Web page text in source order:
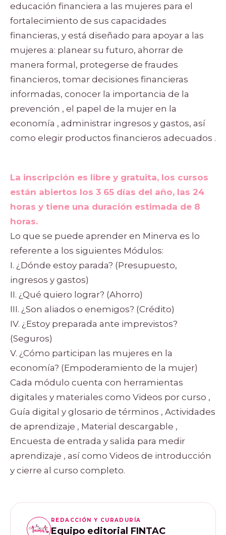
educación financiera a las mujeres para el
fortalecimiento de sus capacidades
financieras, y está diseñado para apoyar a las
mujeres a: planear su futuro, ahorrar de
manera formal, protegerse de fraudes
financieros, tomar decisiones financieras
informadas, conocer la importancia de la
prevención , el papel de la mujer en la
economía , administrar ingresos y gastos, así
como elegir productos financieros adecuados .
La inscripción es libre y gratuita, los cursos
están abiertos los 3 65 días del año, las 24
horas y tiene una duración estimada de 8
horas.
Lo que se puede aprender en Minerva es lo
referente a los siguientes Módulos:
I. ¿Dónde estoy parada? (Presupuesto,
ingresos y gastos)
II. ¿Qué quiero lograr? (Ahorro)
III. ¿Son aliados o enemigos? (Crédito)
IV. ¿Estoy preparada ante imprevistos?
(Seguros)
V. ¿Cómo participan las mujeres en la
economía? (Empoderamiento de la mujer)
Cada módulo cuenta con herramientas
digitales y materiales como Videos por curso ,
Guía digital y glosario de términos , Actividades
de aprendizaje , Material descargable ,
Encuesta de entrada y salida para medir
aprendizaje , así como Videos de introducción
y cierre al curso completo.
REDACCIÓN Y CURADURÍA
Equipo editorial FINTAC